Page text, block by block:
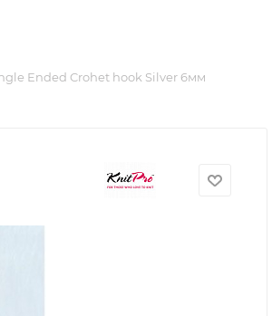
Ended Crohet hook Silver 6мм